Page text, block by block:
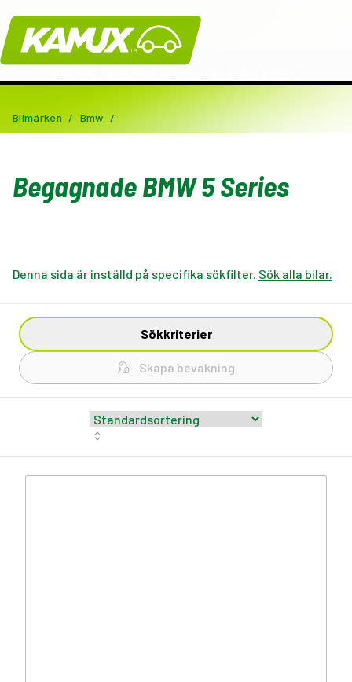
Kamux
Bilmärken / Bmw /
Begagnade BMW 5 Series
Denna sida är inställd på specifika sökfilter. Sök alla bilar.
Sökkriterier
Skapa bevakning